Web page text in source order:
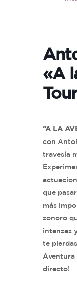
«A
“A LA
con
travesía
que
más
sonoro
intensas
te
directo!